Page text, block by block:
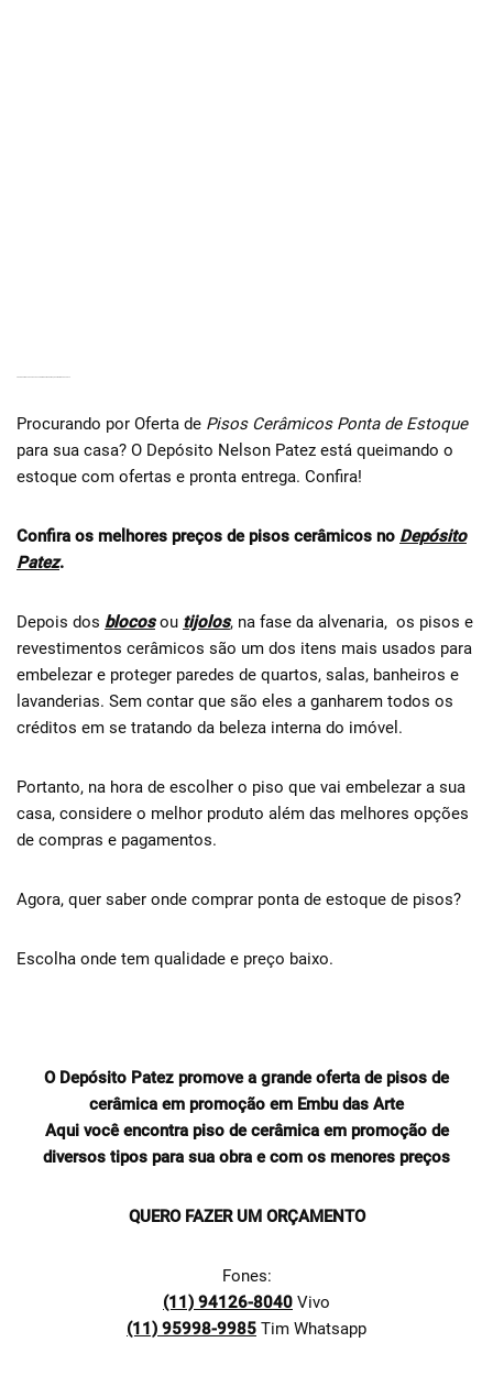
Procurando por Oferta de Pisos Cerâmicos Ponta de Estoque
para sua casa? O Depósito Nelson Patez está queimando o
estoque com ofertas e pronta entrega. Confira!
Confira os melhores preços de pisos cerâmicos no Depósito
Patez.
Depois dos blocosou tijolos, na fase da alvenaria, os pisos e
revestimentos cerâmicos são um dos itens mais usados para
embelezar e proteger paredes de quartos, salas, banheiros e
lavanderias. Sem contar que são eles a ganharem todos os
créditos em se tratando da beleza interna do imóvel.
Portanto, na hora de escolher o piso que vai embelezar a sua
casa, considere o melhor produto além das melhores opções
de compras e pagamentos.
Agora, quer saber onde comprar ponta de estoque de pisos?
Escolha onde tem qualidade e preço baixo.
O Depósito Patez promove a grande oferta de pisos de
cerâmica em promoção em Embu das Arte
Aqui você encontra piso de cerâmica em promoção de
diversos tipos para sua obra e com os menores preços
QUERO FAZER UM ORÇAMENTO
Fones:
(11) 94126-8040 Vivo
(11) 95998-9985 Tim Whatsapp